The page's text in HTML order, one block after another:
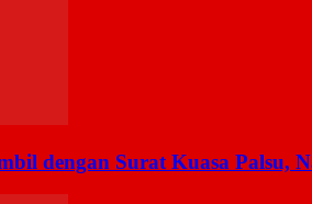
dengan Surat Kuasa Palsu,